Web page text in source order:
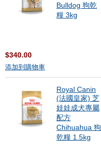
Bulldog 狗乾
糧 3kg
$340.00
添加到購物車
Royal Canin
(法國皇家) 芝
娃娃成犬專屬
配方
Chihuahua 狗
乾糧 1.5kg